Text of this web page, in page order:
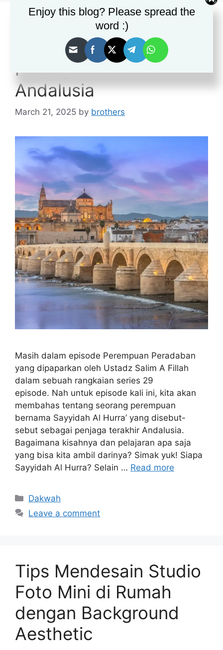
Sayyidah Al Hurra,
Perempuan Peradaban
Penjaga Terakhir
Andalusia
March 21, 2025 by brothers
Masih dalam episode Perempuan Peradaban
yang dipaparkan oleh Ustadz Salim A Fillah
dalam sebuah rangkaian series 29
episode. Nah untuk episode kali ini, kita akan
membahas tentang seorang perempuan
bernama Sayyidah Al Hurra’ yang disebut-
sebut sebagai penjaga terakhir Andalusia.
Bagaimana kisahnya dan pelajaran apa saja
yang bisa kita ambil darinya? Simak yuk! Siapa
Sayyidah Al Hurra? Selain … Read more
Categories
Dakwah
Leave a comment
Tips Mendesain Studio
Foto Mini di Rumah
dengan Background
Aesthetic
Enjoy this blog? Please spread the
word :)